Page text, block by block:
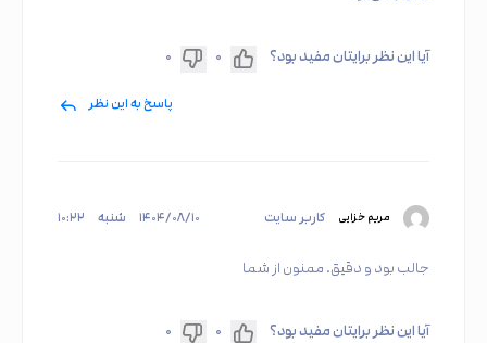
آیا این نظر برایتان مفید بود؟ ۰ ۰
پاسخ به این نظر
مریم خزایی کاربر سایت ۱۴۰۴/۰۸/۱۰ شنبه ۱۰:۲۲
جالب بود و دقیق. ممنون از شما
آیا این نظر برایتان مفید بود؟ ۰ ۰